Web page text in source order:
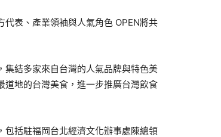
表、產業領袖與人氣角色 OPEN將共
集結多家來自台灣的人氣品牌與特色美
地的台灣美食，進一步推廣台灣飲食
括駐福岡台北經濟文化辦事處陳總領